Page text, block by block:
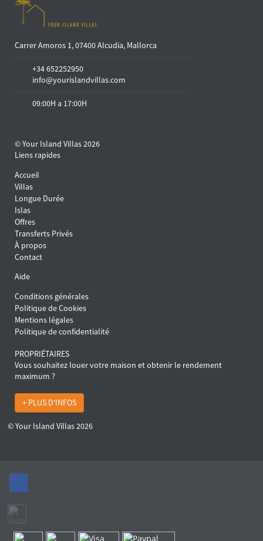
Carrer Amoros 1, 07400 Alcudia, Mallorca
+34 652252950
info@yourislandvillas.com
09:00H a 17:00H
© Your Island Villas 2026
Liens rapides
Accueil
Villas
Longue Durée
Islas
Offres
Transferts Privés
À propos
Contact
Aide
Conditions générales
Politique de Cookies
Mentions légales
Politique de confidentialité
PROPRIÉTAIRES
Vous souhaitez louer votre maison et obtenir le rendement
maximum ?
+ PLUS D'INFOS
© Your Island Villas 2026